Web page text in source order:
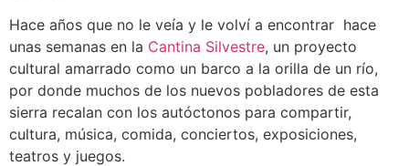
Hace años que no le veía y le volví a encontrar hace
unas semanas en la Cantina Silvestre, un proyecto
cultural amarrado como un barco a la orilla de un río,
por donde muchos de los nuevos pobladores de esta
sierra recalan con los autóctonos para compartir,
cultura, música, comida, conciertos, exposiciones,
teatros y juegos.